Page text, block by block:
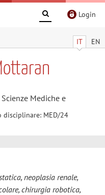
Login
IT EN
Mediche e
disciplinare: MED/24
neoplasia renale,
chirurgia robotica,